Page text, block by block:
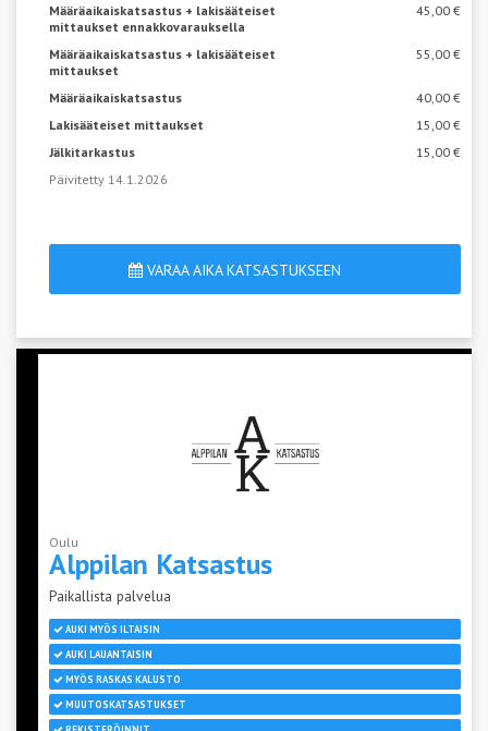
Määräaikaiskatsastus + lakisääteiset
mittaukset ennakkovarauksella
45,00 €
Määräaikaiskatsastus + lakisääteiset
mittaukset
55,00 €
Määräaikaiskatsastus
40,00 €
Lakisääteiset mittaukset
15,00 €
Jälkitarkastus
15,00 €
Päivitetty 14.1.2026
VARAA AIKA KATSASTUKSEEN
Oulu
Alppilan Katsastus
Paikallista palvelua
AUKI MYÖS ILTAISIN
AUKI LAUANTAISIN
MYÖS RASKAS KALUSTO
MUUTOSKATSASTUKSET